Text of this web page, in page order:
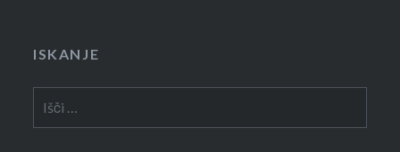
ISKANJE